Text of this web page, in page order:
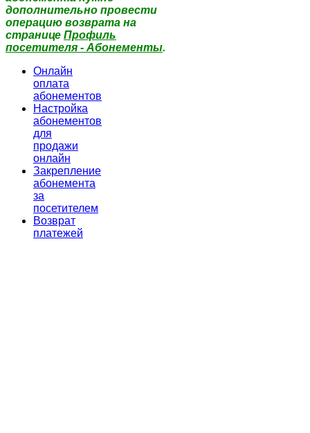
дополнительно провести
операцию возврата на
странице Профиль
посетителя - Абонементы.
Онлайн
оплата
абонементов
Настройка
абонементов
для
продажи
онлайн
Закрепление
абонемента
за
посетителем
Возврат
платежей